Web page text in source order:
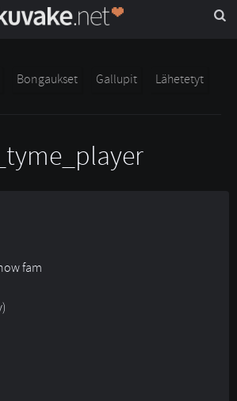
Bongaukset Gallupit
Lähetetyt
fam